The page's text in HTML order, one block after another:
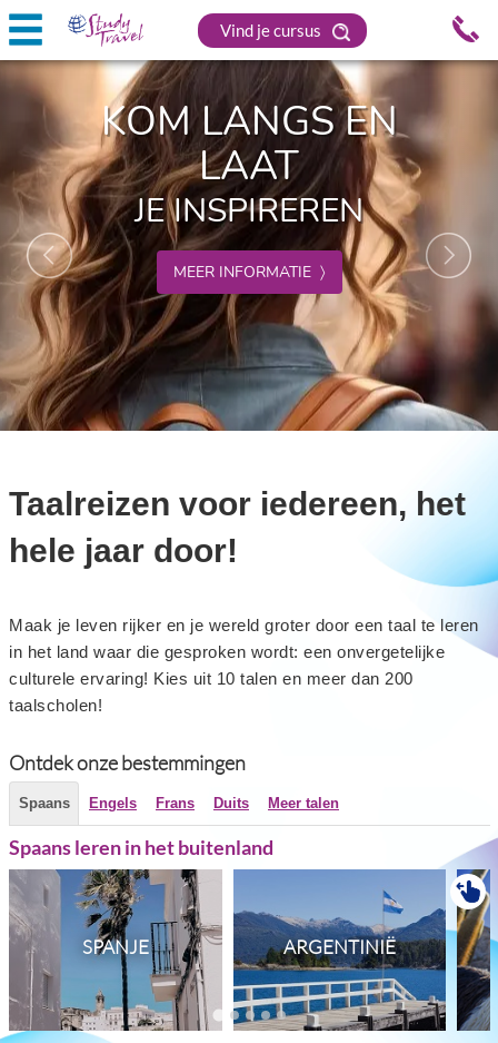
Vind je cursus
KOM LANGS EN
LAAT
JE INSPIREREN
MEER INFORMATIE 〉
Previous
Taalreizen voor iedereen, het
hele jaar door!
Maak je leven rijker en je wereld groter door een taal te leren
in het land waar die gesproken wordt: een onvergetelijke
culturele ervaring! Kies uit 10 talen en meer dan 200
taalscholen!
Ontdek onze bestemmingen
Spaans Engels Frans Duits Meer talen
Spaans leren in het buitenland
SPANJE ARGENTINIË